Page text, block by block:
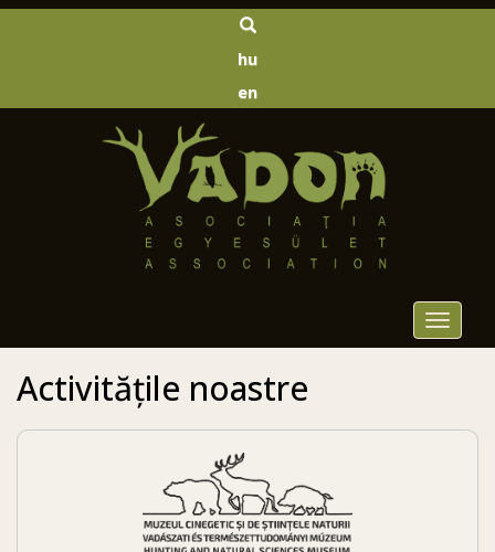
hu
en
Toggle
Activitățile noastre